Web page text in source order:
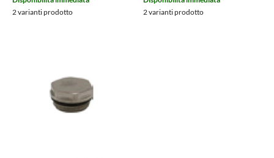
2 varianti prodotto
2 varianti prodotto